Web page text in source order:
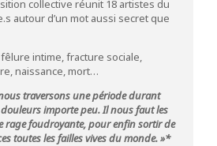
collective réunit 18 artistes du
autour d’un mot aussi secret que
intime, fracture sociale,
naissance, mort…
traversons une période durant
importe peu. Il nous faut les
rage foudroyante, pour enfin sortir de
toutes les failles vives du monde. »*